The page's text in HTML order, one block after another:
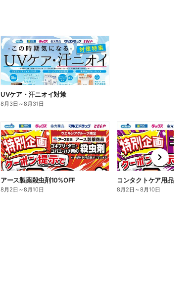
UVケア・汗ニオイ対策
8月3日 ～8月31日
アース製薬殺虫剤10%OFF
8月2日 ～8月10日
コンタクトケア用品10%OFF
8月2日 ～8月10日
n
e
x
t